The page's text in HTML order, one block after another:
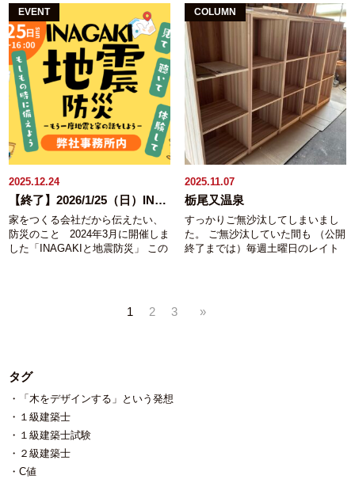
違うと地震エネルギーは32倍にな
りますので 予想された通りのM8.0
なら“地震エネルギー”は中越地震の
38倍強となります） そもそも、
長岡市はもちろん、新潟県の広い
範囲はフォッサマグナの真上にあ
ります。 と聞くと驚かれますよ
ね。 フォッサマグナ＝糸魚川静岡
構造線 と言う日本列島を真っ二つ
にしかねない１本の断層だとお思
いの方が多いですが フォッサマグ
ナとは“大きな溝”と言う意味です。
糸魚川静岡構造線１本だけで
は“溝”とは呼ばないですよね。 ↓こ
の画像、Wikipediaから拝借してき
ました。 オレンジ色に塗られてい
る部分 糸魚川静岡構造線、新発田
小出構造線、柏崎千葉構造線 この
層が新しく、 地質学上ですと溝状
ナの真上にいても、 すぐそこに長
岡平野西縁断層と言うヤバ目な断
層があっても 備えることは出来る
と思うのです。 そして備える事＝
知る事だと思っています。
ダワリの空間をつくりたい方 イ
ベント概要 開催日：６/２０
（土） １０:００～１６：００ 場
所：新潟県長岡市（ご予約時に詳
しい住所をお伝えいたします。）
その他：完全予約制 ご予約は下記
フォーム・お電話・Instagramより
ご連絡ください。
賃無料 ※完全予約制・個別相談
※無理な営業はいたしません※聞
くだけ・相談だけ歓迎 ― 詳細
－ 日程：５/16（土）17（日）
23（土）24（日） 時間：10:00～
16:00 場所：弊社事務所内
【MAP】
住まいが もうすぐ完成します！ 家
の裏側から広がる田んぼの景色に
向かって リビングからつながるテ
ラス、 開放感のある玄関の吹抜や
広めの玄関収納など 暮らしやすさ
と遊び心を詰め込んだ住まいで
す。 是非この機会にご覧くださ
い。 － このお家のみどころ
－ ・田んぼの景色を楽しむリビ
ング+テラス ・1階寝室で将来も暮
らしやすい間取り ・アウトドア用
品もすっきり収まる広い玄関収納
・延べ床面積33坪でも広がる暮ら
し － こんな方におすすめで
す － ・景色を楽しめる、開放
感のあるリビングに憧れている方
・将来も暮らしやすい間取りを考
えている方 ・無垢の木のぬくもり
間：１０:００～１７:００（最終受
に完成いたします。 低価格ながら
も性能や素材にこだわった住まい
を 実際の空間でご体感いただけま
す。 TABLE HOUSEの間取りやサ
イズ感、無垢材の心地よさを 是非
現地でご覧ください。 － こん
な方におすすめです － ・建売
住宅と注文住宅で迷っている方 ・
価格を抑えつつ、性能や素材にも
こだわりたい方 ・無垢の木のぬく
もりを暮らしに取り入れたい方
－ イベント概要 － 日程：令
和８年３月７日（土）～２２日
（日） 時間：１０:００～１７:０
０（最終受付１６：３０） 場所：
柏崎市茨目【MAP】 ※平日は完全
予約制となります。 下記フォーム
よりご予約ください。 土日祝日は
EVENT
2025.12.24
【終了】2026/1/25（日）INAGAKIと地震防災－もう一度地震と家の話をしよう－
家をつくる会社だから伝えたい、
防災のこと 2024年3月に開催しま
した「INAGAKIと地震防災」 この
とは きっと大きな安心につながり
ます。 是非この機会にご参加くだ
かった家の違いとは？」「今ある
スの断層"長岡平野西縁断層"と
は」 被災住宅3200棟以上を目にし
た弊社社長がお話します ・牛乳パ
ックでホイッスル作り ・防災ポー
チ作り（参加費500円） ・家のこ
と何でも相談会 ・防災クイズラリ
COLUMN
2025.11.07
栃尾又温泉
すっかりご無沙汰してしまいまし
た。 ご無沙汰していた間も （公開
終了までは）毎週土曜日のレイト
1 2 3 »
タグ
「木をデザインする」という発想
１級建築士
１級建築士試験
２級建築士
C値